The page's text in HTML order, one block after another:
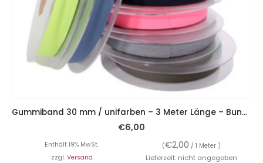
Gummiband 30 mm / unifarben – 3 Meter Länge – Bundgummiband
€6,00
Enthält 19% MwSt. (€2,00 / 1 Meter )
zzgl. Versand Lieferzeit: nicht angegeben